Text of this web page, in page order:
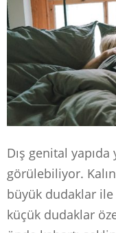
Dış genital
görülebiliyor.
büyük dudaklar
küçük dudaklar